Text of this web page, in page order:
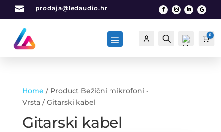
 prodaja@ledaudio.hr
Račun Traži 0
Home / Product Bežični mikrofoni -
Vrsta / Gitarski kabel
Gitarski kabel